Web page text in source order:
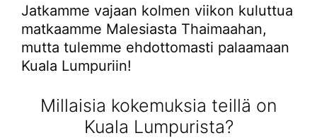
Jatkamme vajaan kolmen viikon kuluttua
matkaamme Malesiasta Thaimaahan,
mutta tulemme ehdottomasti palaamaan
Kuala Lumpuriin!
Millaisia kokemuksia teillä on
Kuala Lumpurista?